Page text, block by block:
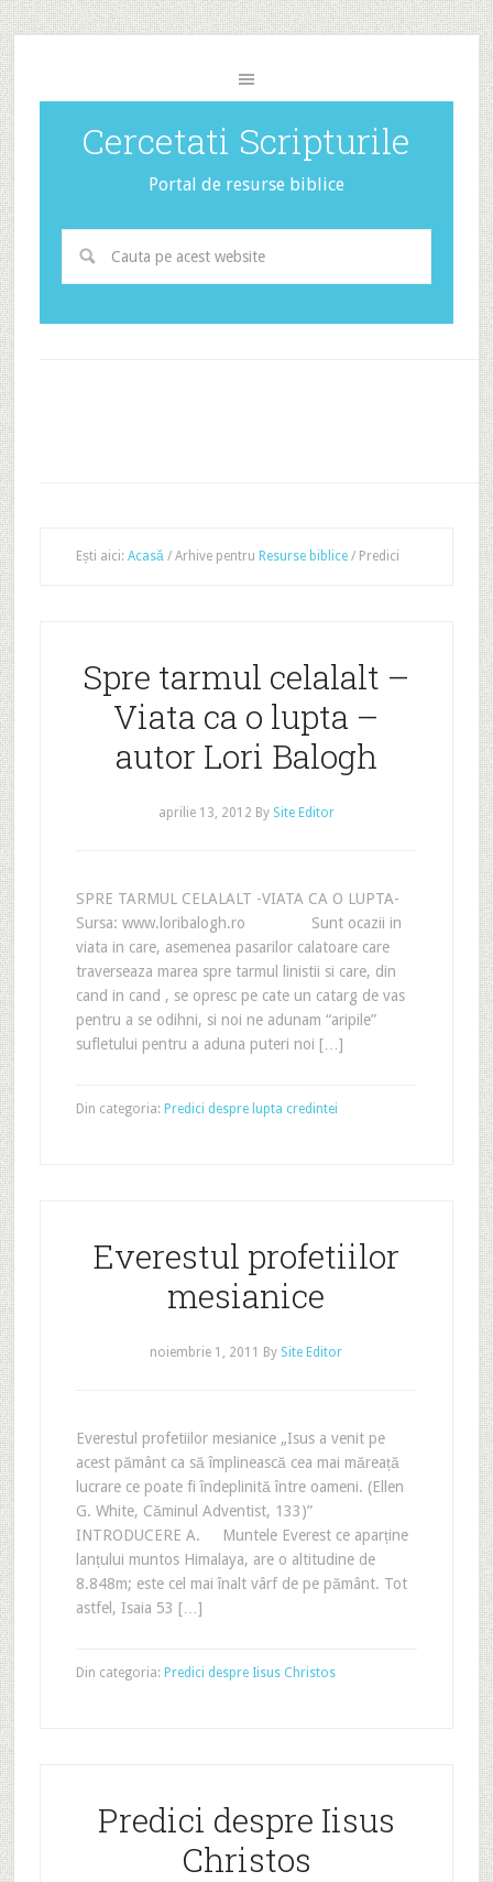
Cercetati Scripturile
Portal de resurse biblice
Ești aici: Acasă /Arhive pentru Resurse biblice /Predici
Spre tarmul celalalt –
Viata ca o lupta –
autor Lori Balogh
aprilie 13, 2012 By Site Editor
SPRE TARMUL CELALALT -VIATA CA O LUPTA-
Sursa: www.loribalogh.ro Sunt ocazii in
viata in care, asemenea pasarilor calatoare care
traverseaza marea spre tarmul linistii si care, din
cand in cand , se opresc pe cate un catarg de vas
pentru a se odihni, si noi ne adunam “aripile”
sufletului pentru a aduna puteri noi […]
Din categoria: Predici despre lupta credintei
Everestul profetiilor
mesianice
noiembrie 1, 2011 By Site Editor
Everestul profetiilor mesianice „Isus a venit pe
acest pământ ca să împlinească cea mai măreață
lucrare ce poate fi îndeplinită între oameni. (Ellen
G. White, Căminul Adventist, 133)”
INTRODUCERE A. Muntele Everest ce aparține
lanțului muntos Himalaya, are o altitudine de
8.848m; este cel mai înalt vârf de pe pământ. Tot
astfel, Isaia 53 […]
Din categoria: Predici despre Iisus Christos
Predici despre Iisus
Christos